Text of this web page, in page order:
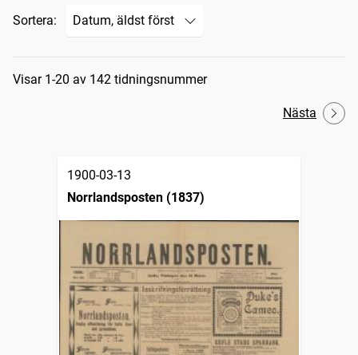
Sortera:
Sökresultat
Visar 1-20 av 142 tidningsnummer
Nästa
1900-03-13
Norrlandsposten (1837)